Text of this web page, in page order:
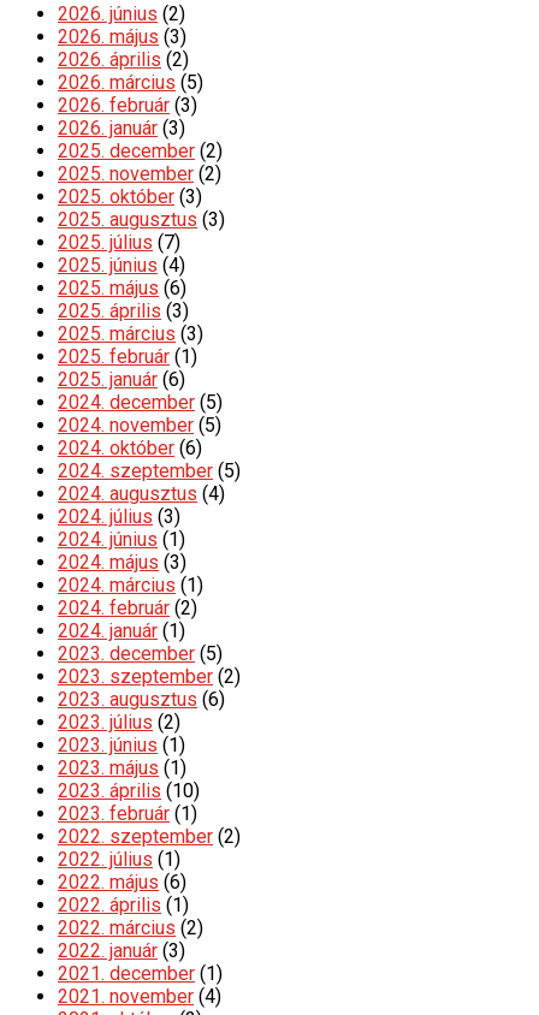
2026. június (2)
2026. május (3)
2026. április (2)
2026. március (5)
2026. február (3)
2026. január (3)
2025. december (2)
2025. november (2)
2025. október (3)
2025. augusztus (3)
2025. július (7)
2025. június (4)
2025. május (6)
2025. április (3)
2025. március (3)
2025. február (1)
2025. január (6)
2024. december (5)
2024. november (5)
2024. október (6)
2024. szeptember (5)
2024. augusztus (4)
2024. július (3)
2024. június (1)
2024. május (3)
2024. március (1)
2024. február (2)
2024. január (1)
2023. december (5)
2023. szeptember (2)
2023. augusztus (6)
2023. július (2)
2023. június (1)
2023. május (1)
2023. április (10)
2023. február (1)
2022. szeptember (2)
2022. július (1)
2022. május (6)
2022. április (1)
2022. március (2)
2022. január (3)
2021. december (1)
2021. november (4)